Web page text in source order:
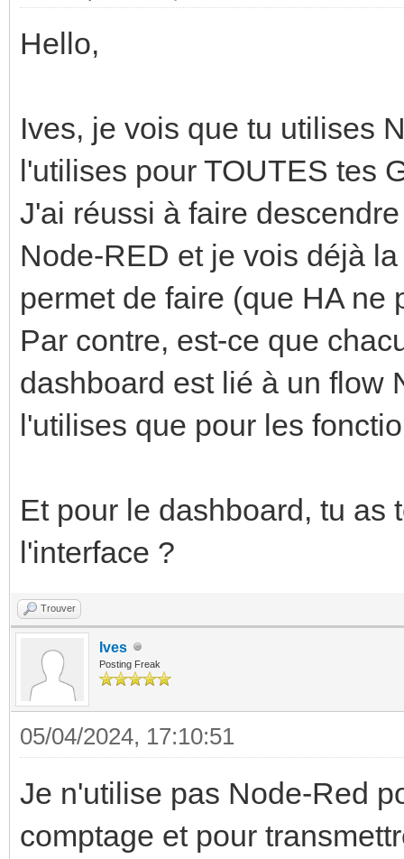
Hello,
Ives, je vois que tu utilises
l'utilises pour TOUTES tes
J'ai réussi à faire
Node-RED et je vois déjà
permet de faire (que HA ne
Par contre, est-ce que
dashboard est lié à un flow
l'utilises que pour les
Et pour le dashboard, tu as
l'interface ?
Trouver
Ives
Posting Freak
05/04/2024, 17:10:51
Je n'utilise pas Node-Red
comptage et pour